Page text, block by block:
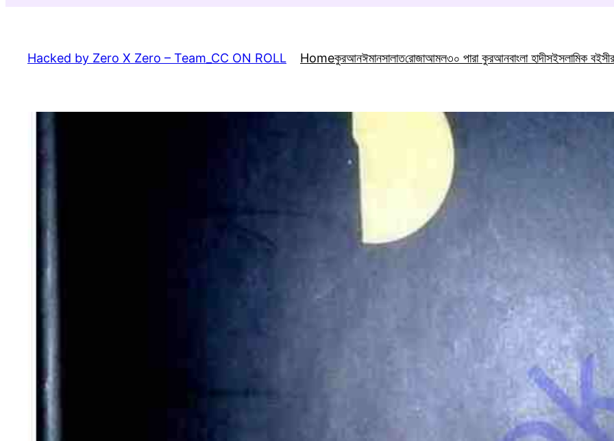
content
Hacked by Zero X Zero – Team_CC ON ROLL Homeকুরআনঈমানসালাতরোজাআমল৩০ পারা কুরআনবাংলা হাদীসইসলামিক বই